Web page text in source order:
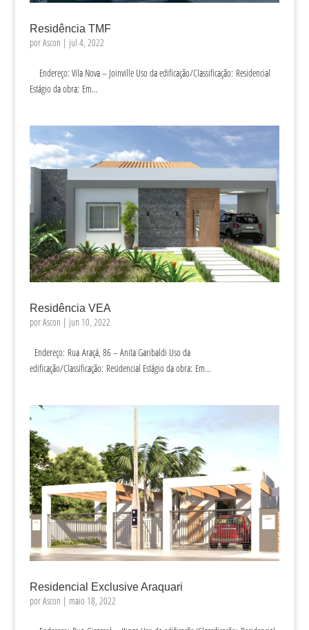
Residência TMF
porAscon | jul 4, 2022
Endereço: Vila Nova – Joinville Uso da edificação/Classificação: Residencial
Estágio da obra: Em...
Residência VEA
porAscon | jun 10, 2022
Endereço: Rua Araçá, 86 – Anita Garibaldi Uso da
edificação/Classificação: Residencial Estágio da obra: Em...
Residencial Exclusive Araquari
porAscon | maio 18, 2022